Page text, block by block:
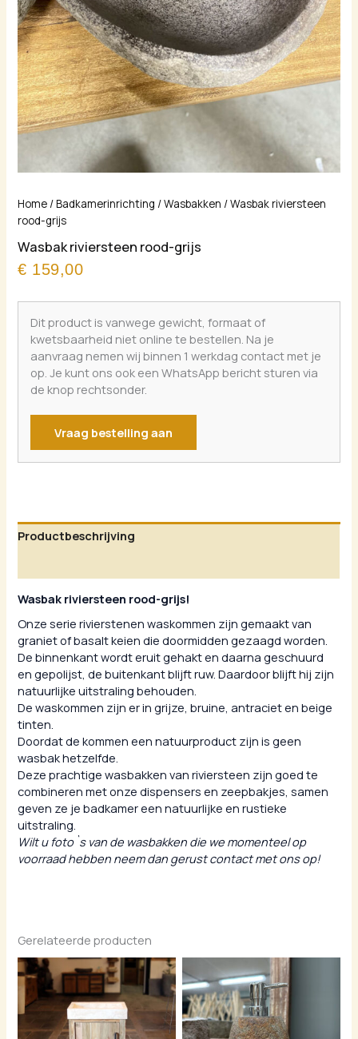
Home /Badkamerinrichting /Wasbakken / Wasbak riviersteen
rood-grijs
Wasbak riviersteen rood-grijs
€ 159,00
Dit product is vanwege gewicht, formaat of
kwetsbaarheid niet online te bestellen. Na je
aanvraag nemen wij binnen 1 werkdag contact met je
op. Je kunt ons ook een WhatsApp bericht sturen via
de knop rechtsonder.
Vraag bestelling aan
Productbeschrijving
Wasbak riviersteen rood-grijs!
Onze serie rivierstenen waskommen zijn gemaakt van
graniet of basalt keien die doormidden gezaagd worden.
De binnenkant wordt eruit gehakt en daarna geschuurd
en gepolijst, de buitenkant blijft ruw. Daardoor blijft hij zijn
natuurlijke uitstraling behouden.
De waskommen zijn er in grijze, bruine, antraciet en beige
tinten.
Doordat de kommen een natuurproduct zijn is geen
wasbak hetzelfde.
Deze prachtige wasbakken van riviersteen zijn goed te
combineren met onze dispensers en zeepbakjes, samen
geven ze je badkamer een natuurlijke en rustieke
uitstraling.
Wilt u foto`s van de wasbakken die we momenteel op
voorraad hebben neem dan gerust contact met ons op!
Gerelateerde producten
Prijsklasse:
€ 395,00
€ 595,00